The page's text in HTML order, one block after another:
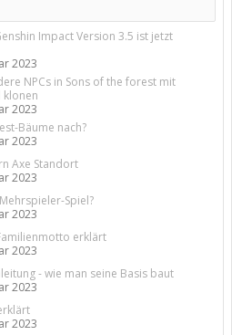
Impact Version 3.5 ist jetzt
2023
NPCs in Sons of the forest mit
klonen
2023
Bäume nach?
2023
Axe Standort
2023
Spiel?
2023
erklärt
2023
- wie man seine Basis baut
2023
2023